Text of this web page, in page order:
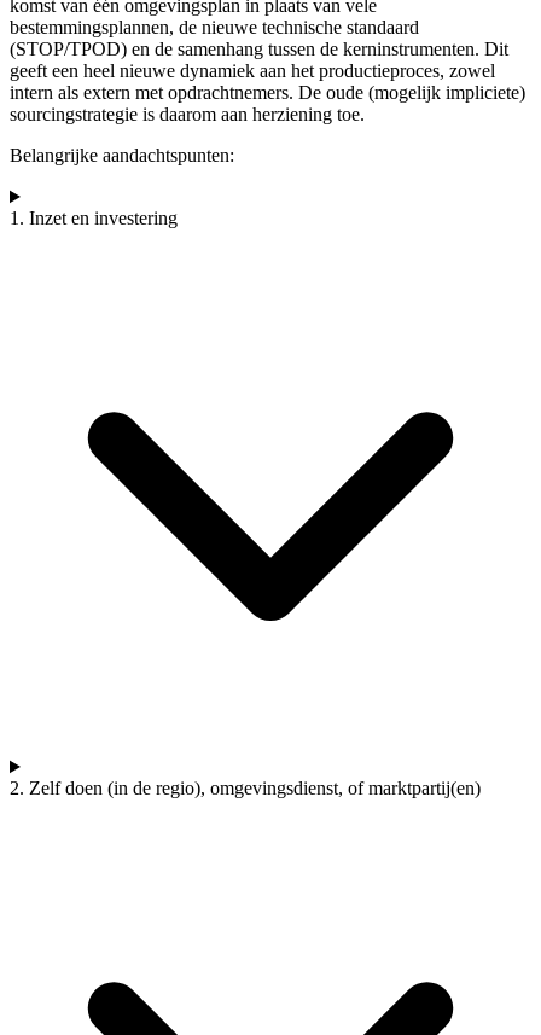
komst van één omgevingsplan in plaats van vele
bestemmingsplannen, de nieuwe technische standaard
(STOP/TPOD) en de samenhang tussen de kerninstrumenten. Dit
geeft een heel nieuwe dynamiek aan het productieproces, zowel
intern als extern met opdrachtnemers. De oude (mogelijk impliciete)
sourcingstrategie is daarom aan herziening toe.
Belangrijke aandachtspunten:
1. Inzet en investering
2. Zelf doen (in de regio), omgevingsdienst, of marktpartij(en)